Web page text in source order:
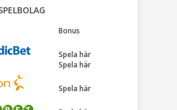
Bonus
Spela här
Spela här
Spela här